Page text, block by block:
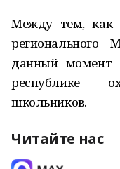
Между тем, как
данный момент
республике
школьников.
Читайте нас